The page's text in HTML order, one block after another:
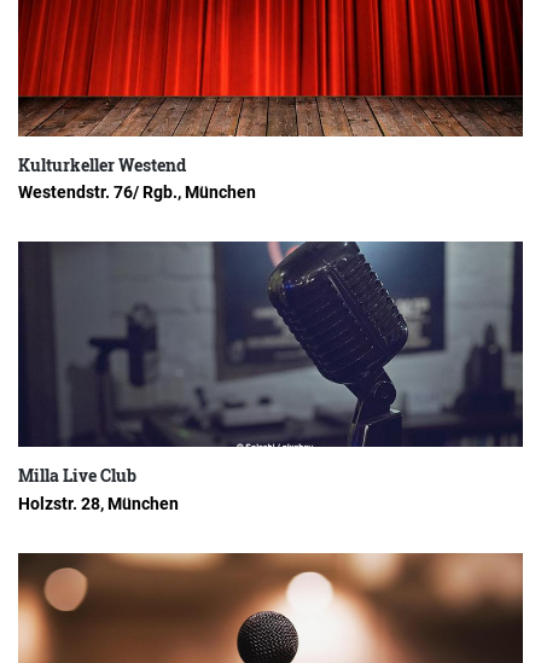
Kulturkeller Westend
Westendstr. 76/ Rgb., München
Milla Live Club
Holzstr. 28, München